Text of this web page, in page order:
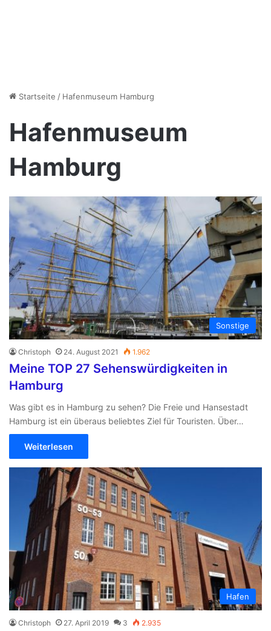
Startseite / Hafenmuseum Hamburg
Hafenmuseum
Hamburg
Sonstige
Christoph 24. August 2021 1.962
Meine TOP 27 Sehenswürdigkeiten in
Hamburg
Was gibt es in Hamburg zu sehen? Die Freie und Hansestadt
Hamburg ist ein überaus beliebtes Ziel für Touristen. Über…
Weiterlesen
Hafen
Christoph 27. April 2019 3 2.935